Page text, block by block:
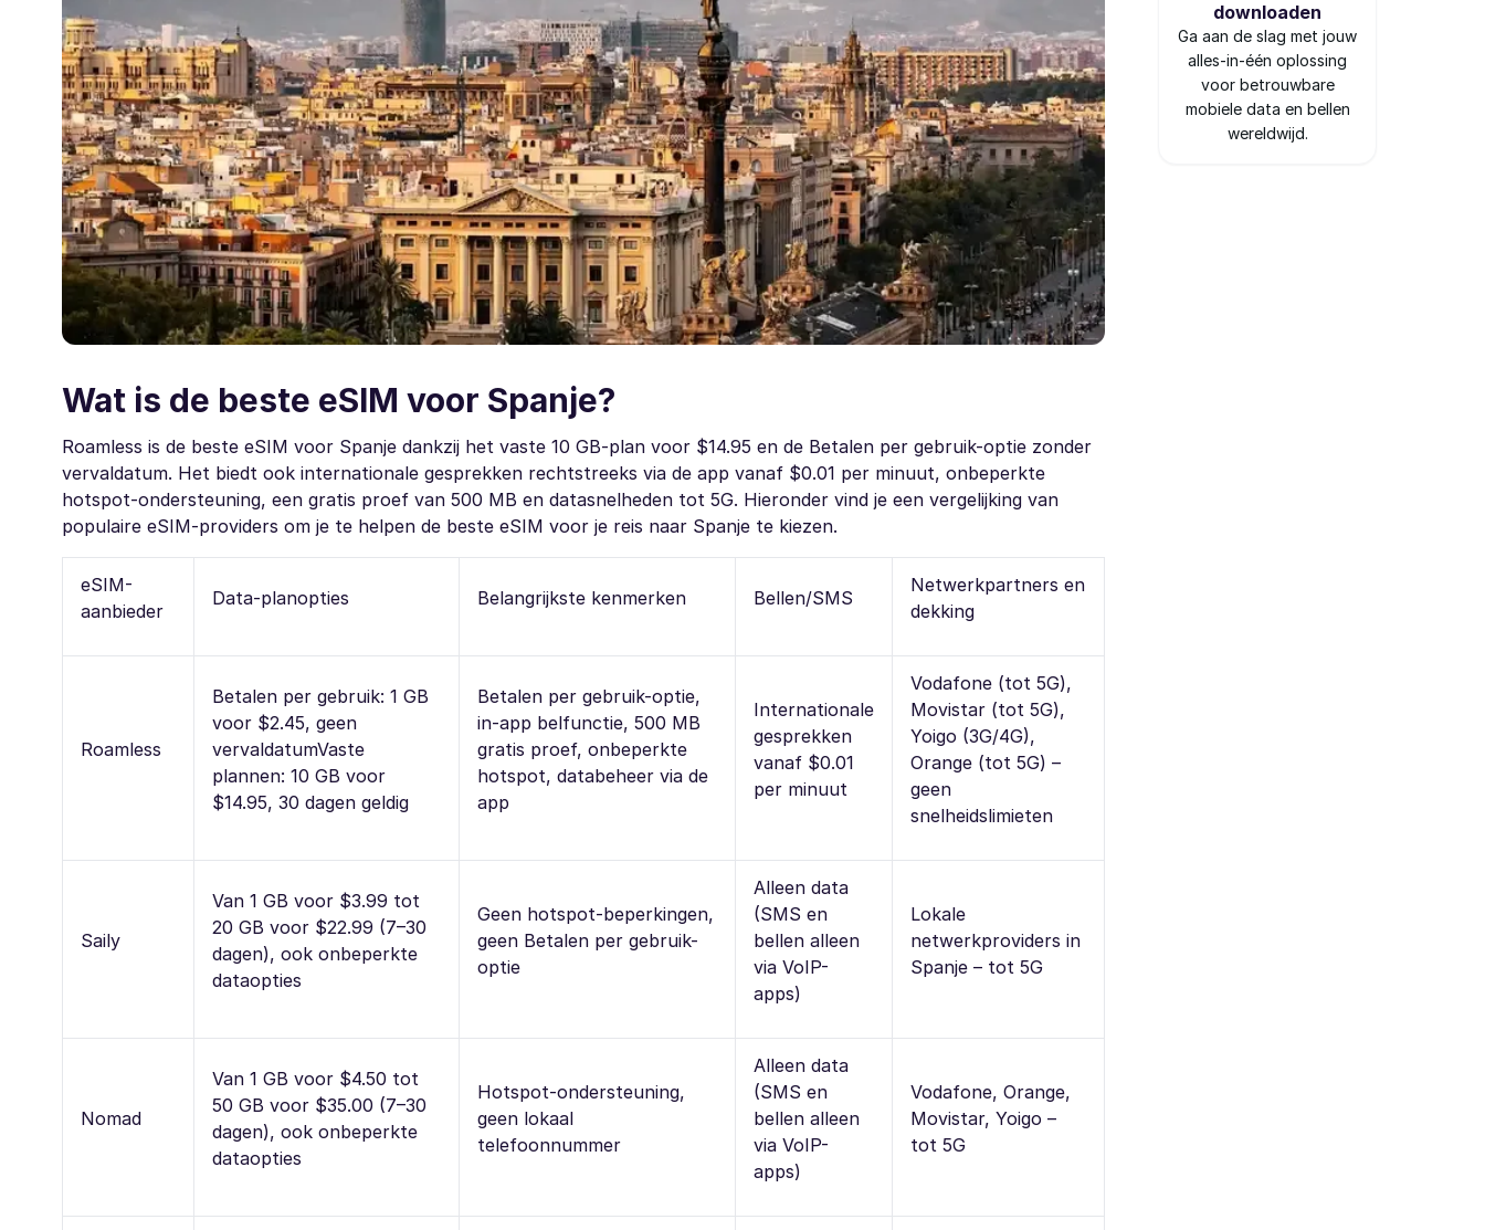
Wat is de beste eSIM voor Spanje?
Roamless is de beste eSIM voor Spanje dankzij het vaste 10 GB-plan voor $14.95 en de Betalen per gebruik-optie zonder
vervaldatum. Het biedt ook internationale gesprekken rechtstreeks via de app vanaf $0.01 per minuut, onbeperkte
hotspot-ondersteuning, een gratis proef van 500 MB en datasnelheden tot 5G. Hieronder vind je een vergelijking van
populaire eSIM-providers om je te helpen de beste eSIM voor je reis naar Spanje te kiezen.
eSIM-
aanbieder
Data-planopties Belangrijkste kenmerken Bellen/SMS
Netwerkpartners en
dekking
Roamless
Betalen per gebruik: 1 GB
voor $2.45, geen
vervaldatumVaste
plannen: 10 GB voor
$14.95, 30 dagen geldig
Betalen per gebruik-optie,
in-app belfunctie, 500 MB
gratis proef, onbeperkte
hotspot, databeheer via de
app
Internationale
gesprekken
vanaf $0.01
per minuut
Vodafone (tot 5G),
Movistar (tot 5G),
Yoigo (3G/4G),
Orange (tot 5G) –
geen
snelheidslimieten
Saily
Van 1 GB voor $3.99 tot
20 GB voor $22.99 (7–30
dagen), ook onbeperkte
dataopties
Geen hotspot-beperkingen,
geen Betalen per gebruik-
optie
Alleen data
(SMS en
bellen alleen
via VoIP-
apps)
Lokale
netwerkproviders in
Spanje – tot 5G
Nomad
Van 1 GB voor $4.50 tot
50 GB voor $35.00 (7–30
dagen), ook onbeperkte
dataopties
Hotspot-ondersteuning,
geen lokaal
telefoonnummer
Alleen data
(SMS en
bellen alleen
via VoIP-
apps)
Vodafone, Orange,
Movistar, Yoigo –
tot 5G
downloaden
Ga aan de slag met jouw
alles-in-één oplossing
voor betrouwbare
mobiele data en bellen
wereldwijd.